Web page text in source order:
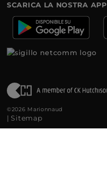
SCARICA LA NOSTRA APP
©2026 Marionnaud
| Sitemap